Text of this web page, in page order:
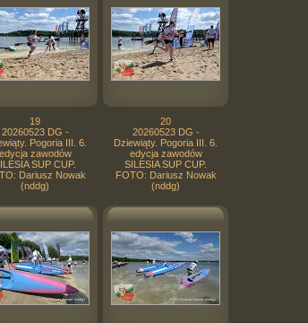
19
20260523 DG -
Pogoria III. 6.
edycja zawodów
SUP CUP.
Dariusz Nowak
(nddg)
20
20260523 DG -
Dziewiąty. Pogoria III. 6.
edycja zawodów
SILESIA SUP CUP.
FOTO: Dariusz Nowak
(nddg)